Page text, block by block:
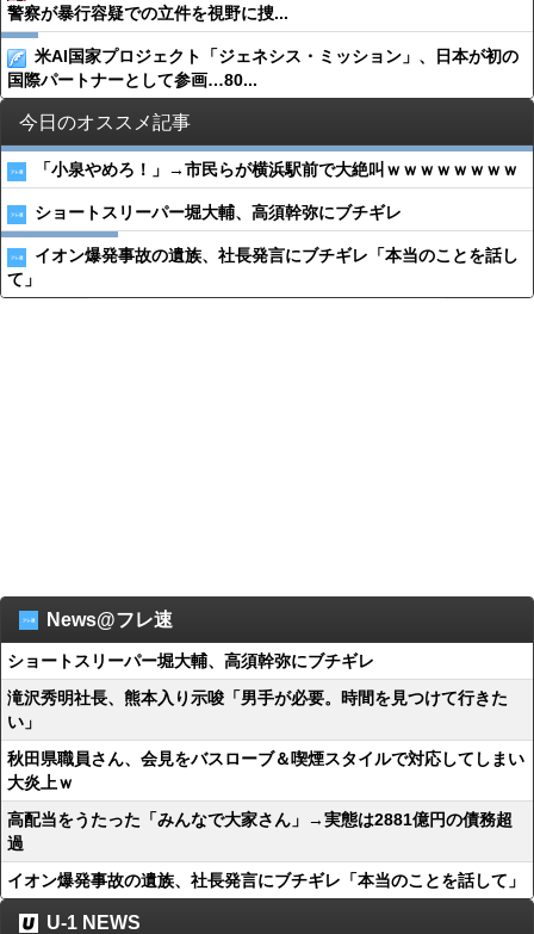
警察が暴行容疑での立件を視野に捜...
米AI国家プロジェクト「ジェネシス・ミッション」、日本が初の
国際パートナーとして参画…80...
今日のオススメ記事
「小泉やめろ！」→市民らが横浜駅前で大絶叫ｗｗｗｗｗｗｗｗ
ショートスリーパー堀大輔、高須幹弥にブチギレ
イオン爆発事故の遺族、社長発言にブチギレ「本当のことを話し
て」
News@フレ速
ショートスリーパー堀大輔、高須幹弥にブチギレ
滝沢秀明社長、熊本入り示唆「男手が必要。時間を見つけて行きた
い」
秋田県職員さん、会見をバスローブ＆喫煙スタイルで対応してしまい
大炎上ｗ
高配当をうたった「みんなで大家さん」→実態は2881億円の債務超
過
イオン爆発事故の遺族、社長発言にブチギレ「本当のことを話して」
U-1 NEWS